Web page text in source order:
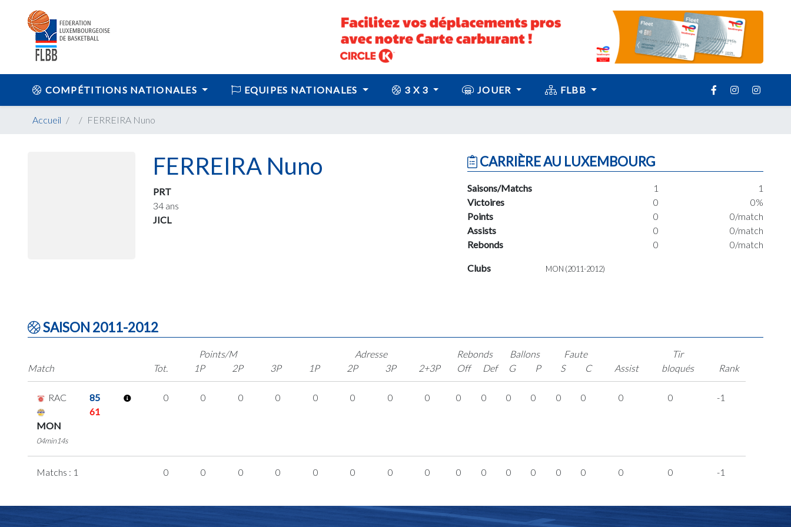
COMPÉTITIONS NATIONALES EQUIPES NATIONALES 3 X 3 JOUER FLBB
Accueil FERREIRA Nuno
FERREIRA Nuno
PRT
34 ans
JICL
CARRIÈRE AU LUXEMBOURG
Saisons/Matchs 1
1
Victoires
0
0%
Points
0
0/match
Assists
0
0/match
Rebonds
0 0/match
Clubs MON (2011-2012)
SAISON 2011-2012
Match
Points/M
Tot.
1P 2P 3P
Adresse
1P
2P 3P 2+3P
Rebonds
Off
Def
Ballons
G
P
Faute
S
C Assist
Tir
bloqués
Rank
RAC 85
MON
61
04min14s
0 0 0 0 0 0 0 0 0 0 0 0 0 0 0 0 -1
Matchs : 1 0 0 0 0 0 0 0 0 0 0 0 0 0 0 0 0 -1